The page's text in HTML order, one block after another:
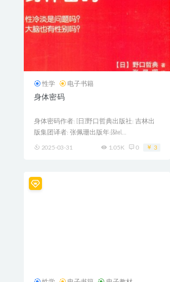
性学 电子书籍
身体密码
身体密码作者: [日]野口哲典出版社: 吉林出
版集团译者: 张佩珊出版年:[&hel...
2025-03-31 1.05K 0 3